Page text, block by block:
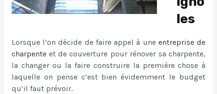
les
Lorsque l’on décide de faire appel à une entreprise de
charpenteet de couverture pour rénover sa charpente,
la changer ou la faire construire la première chose à
laquelle on pense c’est bien évidemment le budget
qu’il faut prévoir.